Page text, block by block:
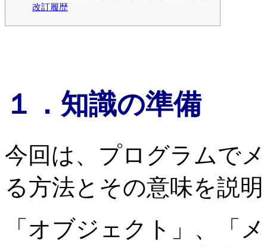
改訂履歴
１．知識の準備
今回は、プログラムで
る方法とその意味を説
「オブジェクト」、「